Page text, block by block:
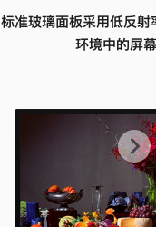
标准玻璃面板采用低反射
环境中的屏幕
上
一
张
下
一
张